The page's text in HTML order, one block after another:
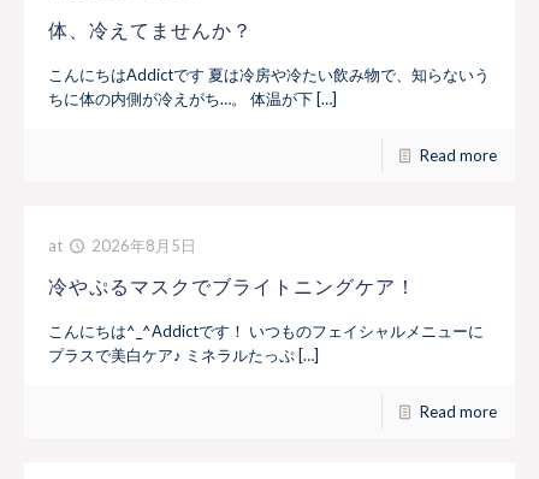
体、冷えてませんか？
こんにちはAddictです 夏は冷房や冷たい飲み物で、知らないう
ちに体の内側が冷えがち…。 体温が下 […]
Read more
at 2026年8月5日
冷やぷるマスクでブライトニングケア！
こんにちは^_^Addictです！ いつものフェイシャルメニューに
プラスで美白ケア♪ ミネラルたっぷ […]
Read more